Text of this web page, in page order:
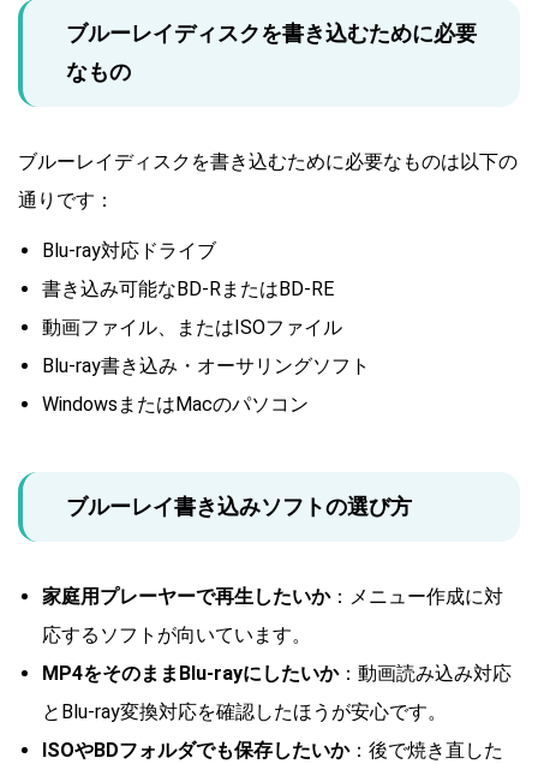
ブルーレイディスクを書き込むために必要
なもの
ブルーレイディスクを書き込むために必要なものは以下の
通りです：
Blu-ray対応ドライブ
書き込み可能なBD-RまたはBD-RE
動画ファイル、またはISOファイル
Blu-ray書き込み・オーサリングソフト
WindowsまたはMacのパソコン
ブルーレイ書き込みソフトの選び方
家庭用プレーヤーで再生したいか：メニュー作成に対
応するソフトが向いています。
MP4をそのままBlu-rayにしたいか：動画読み込み対応
とBlu-ray変換対応を確認したほうが安心です。
ISOやBDフォルダでも保存したいか：後で焼き直した